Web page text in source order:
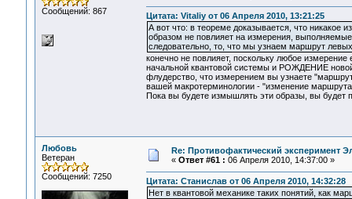
Сообщений: 867
Цитата: Vitaliy от 06 Апреля 2010, 13:21:25
А вот что: в теореме доказывается, что никакое
образом не повлияет на измерения,
следовательно, то, что мы узнаем маршрут
конечно не повлияет, поскольку любое
начальной квантовой системы и РОЖДЕНИЕ
флудерство, что измерением вы узнаете
вашей макротерминологии - "изменение
Пока вы будете измышлять эти образы, вы будет
Любовь
Ветеран
Сообщений: 7250
Re: Противофактический эксперимент
« Ответ #61 : 06 Апреля 2010, 14:37:00 »
Цитата: Станислав от 06 Апреля 2010, 14:32:28
Нет в квантовой механике таких понятий, как